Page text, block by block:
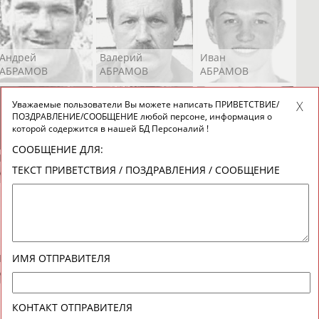
Андрей
АБРАМОВ
Валерий
АБРАМОВ
Иван
АБРАМОВ
Екатерина
АБРАМОВА
Ирина
АБРАМОВА
АБРАМОВА
Иракли
АБРАМЯН
Осеп
АБРАМЯН
АБРАРОВ
Уважаемые пользователи Вы можете написать ПРИВЕТСТВИЕ/
ПОЗДРАВЛЕНИЕ/СООБЩЕНИЕ любой персоне, информация о
которой содержится в нашей БД Персоналий !
СООБЩЕНИЕ ДЛЯ:
ТЕКСТ ПРИВЕТСТВИЯ / ПОЗДРАВЛЕНИЯ / СООБЩЕНИЕ
ИМЯ ОТПРАВИТЕЛЯ
КОНТАКТ ОТПРАВИТЕЛЯ